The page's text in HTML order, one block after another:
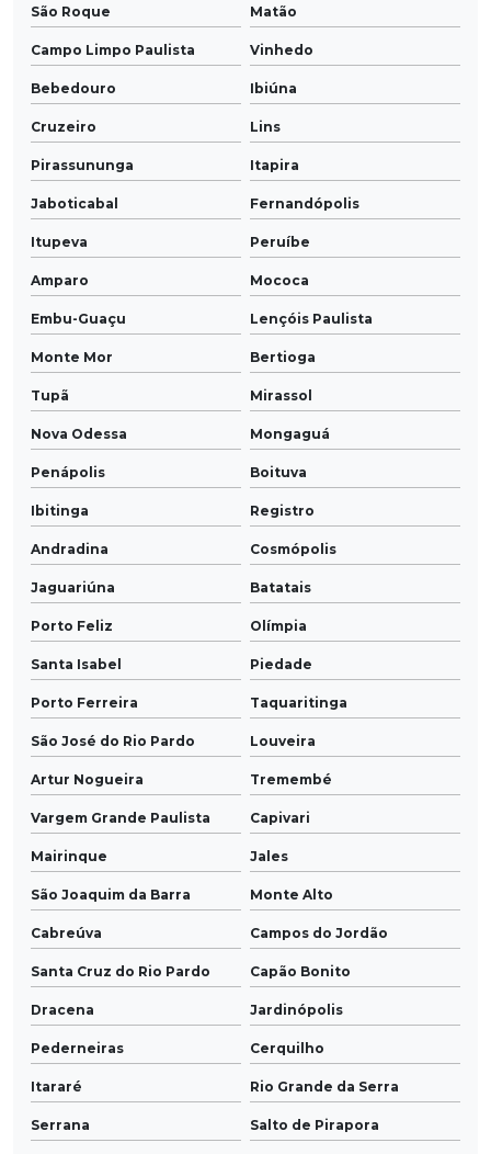
São Roque Matão
Campo Limpo Paulista Vinhedo
Bebedouro Ibiúna
Cruzeiro Lins
Pirassununga Itapira
Jaboticabal Fernandópolis
Itupeva Peruíbe
Amparo Mococa
Embu-Guaçu Lençóis Paulista
Monte Mor Bertioga
Tupã Mirassol
Nova Odessa Mongaguá
Penápolis Boituva
Ibitinga Registro
Andradina Cosmópolis
Jaguariúna Batatais
Porto Feliz Olímpia
Santa Isabel Piedade
Porto Ferreira Taquaritinga
São José do Rio Pardo Louveira
Artur Nogueira Tremembé
Vargem Grande Paulista Capivari
Mairinque Jales
São Joaquim da Barra Monte Alto
Cabreúva Campos do Jordão
Santa Cruz do Rio Pardo Capão Bonito
Dracena Jardinópolis
Pederneiras Cerquilho
Itararé Rio Grande da Serra
Serrana Salto de Pirapora